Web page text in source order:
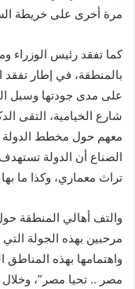
مرة أخرى على خريطة
كما تفقد رئيس الوزراء
بالمنطقة، في إطار تفقد
على مدى جودتها وسبل
شارع الخيامية، التقى
معهم حول مخطط الدولة
الصناع أن الدولة
تراث معماري، وكذا ما
والتف أهالي المنطقة
مرحبين بهذه الجولة
واهتمامها بهذه المناطق
مصر .. تحيا مصر”،